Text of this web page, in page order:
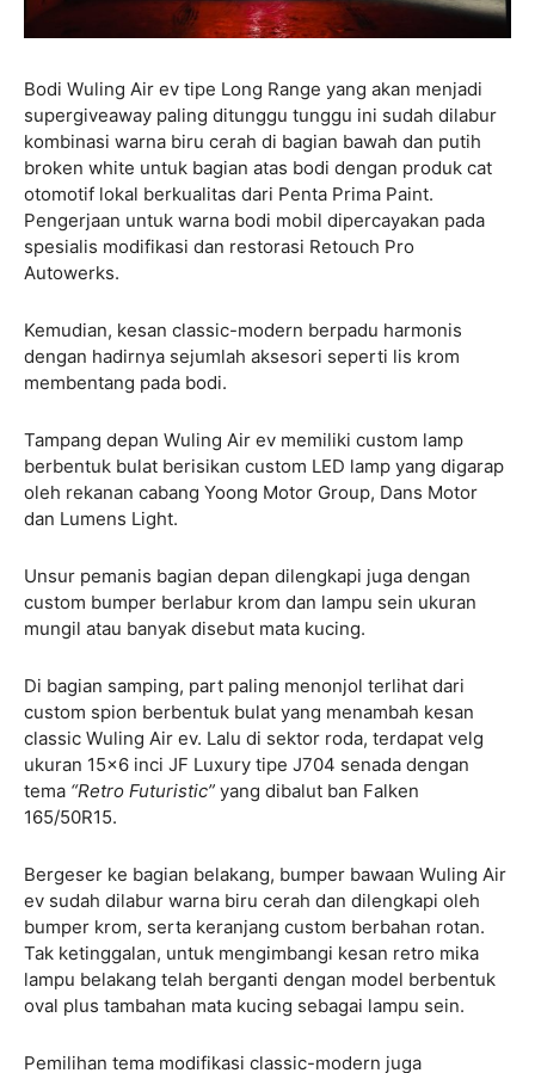
Bodi Wuling Air ev tipe Long Range yang akan menjadi
supergiveaway paling ditunggu tunggu ini sudah dilabur
kombinasi warna biru cerah di bagian bawah dan putih
broken white untuk bagian atas bodi dengan produk cat
otomotif lokal berkualitas dari Penta Prima Paint.
Pengerjaan untuk warna bodi mobil dipercayakan pada
spesialis modifikasi dan restorasi Retouch Pro
Autowerks.
Kemudian, kesan classic-modern berpadu harmonis
dengan hadirnya sejumlah aksesori seperti lis krom
membentang pada bodi.
Tampang depan Wuling Air ev memiliki custom lamp
berbentuk bulat berisikan custom LED lamp yang digarap
oleh rekanan cabang Yoong Motor Group, Dans Motor
dan Lumens Light.
Unsur pemanis bagian depan dilengkapi juga dengan
custom bumper berlabur krom dan lampu sein ukuran
mungil atau banyak disebut mata kucing.
Di bagian samping, part paling menonjol terlihat dari
custom spion berbentuk bulat yang menambah kesan
classic Wuling Air ev. Lalu di sektor roda, terdapat velg
ukuran 15×6 inci JF Luxury tipe J704 senada dengan
tema “Retro Futuristic” yang dibalut ban Falken
165/50R15.
Bergeser ke bagian belakang, bumper bawaan Wuling Air
ev sudah dilabur warna biru cerah dan dilengkapi oleh
bumper krom, serta keranjang custom berbahan rotan.
Tak ketinggalan, untuk mengimbangi kesan retro mika
lampu belakang telah berganti dengan model berbentuk
oval plus tambahan mata kucing sebagai lampu sein.
Pemilihan tema modifikasi classic-modern juga